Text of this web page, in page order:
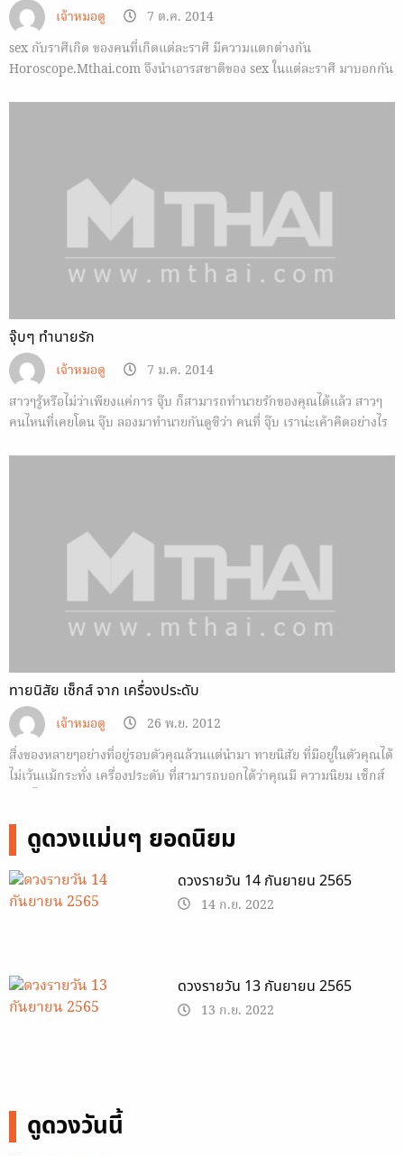
เจ้าหมอดู
7 ต.ค. 2014
sex กับราศีเกิด ของคนที่เกิดแต่ละราศี มีความแตกต่างกัน
Horoscope.Mthai.com จึงนำเอารสชาติของ sex ในแต่ละราศี มาบอกกัน
จุ๊บๆ ทำนายรัก
เจ้าหมอดู
7 ม.ค. 2014
สาวๆรู้หรือไม่ว่าเพียงแค่การ จุ๊บ ก็สามารถทำนายรักของคุณได้แล้ว สาวๆ
คนไหนที่เคยโดน จุ๊บ ลองมาทำนายกันดูซิว่า คนที่ จุ๊บ เราน่ะเค้าคิดอย่างไร
ทายนิสัย เซ็กส์ จาก เครื่องประดับ
เจ้าหมอดู
26 พ.ย. 2012
สิ่งของหลายๆอย่างที่อยู่รอบตัวคุณล้วนแต่นำมา ทายนิสัย ที่มีอยู่ในตัวคุณได้
ไม่เว้นแม้กระทั่ง เครื่องประดับ ที่สามารถบอกได้ว่าคุณมี ความนิยม เซ็กส์
ดูดวงแม่นๆ ยอดนิยม
ดวงรายวัน 14 กันยายน 2565
14 ก.ย. 2022
ดวงรายวัน 13 กันยายน 2565
13 ก.ย. 2022
ดูดวงวันนี้